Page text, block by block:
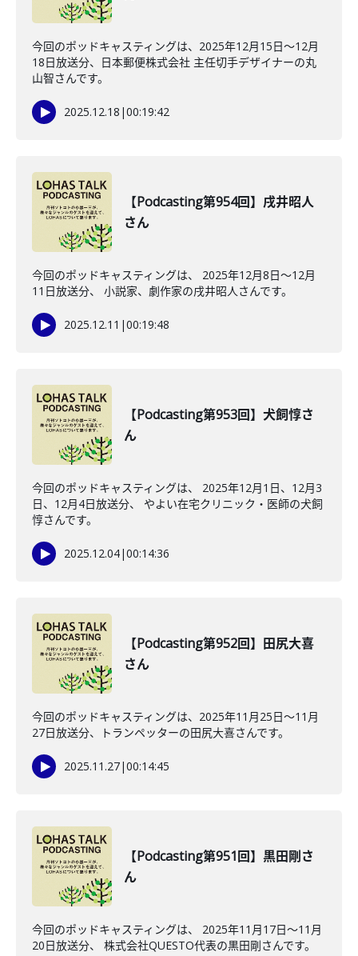
今回のポッドキャスティングは、2025年12月15日〜12月
18日放送分、日本郵便株式会社 主任切手デザイナーの丸
山智さんです。
2025.12.18 |00:19:42
【Podcasting第954回】戌井昭人
さん
今回のポッドキャスティングは、 2025年12月8日〜12月
11日放送分、 小説家、劇作家の戌井昭人さんです。
2025.12.11 |00:19:48
【Podcasting第953回】犬飼惇さ
ん
今回のポッドキャスティングは、 2025年12月1日、12月3
日、12月4日放送分、 やよい在宅クリニック・医師の犬飼
惇さんです。
2025.12.04|00:14:36
【Podcasting第952回】田尻大喜
さん
今回のポッドキャスティングは、2025年11月25日〜11月
27日放送分、トランペッターの田尻大喜さんです。
2025.11.27|00:14:45
【Podcasting第951回】黒田剛さ
ん
今回のポッドキャスティングは、 2025年11月17日〜11月
20日放送分、 株式会社QUESTO代表の黒田剛さんです。